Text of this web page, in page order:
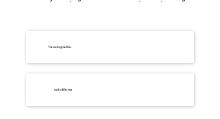
Tải xuống tài liệu
cuộc điều tra